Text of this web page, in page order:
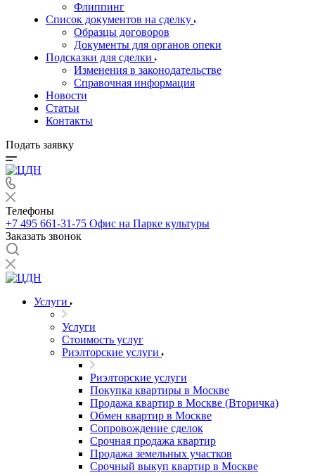
Флиппинг
Список документов на сделку
Образцы договоров
Документы для органов опеки
Подсказки для сделки
Изменения в законодательстве
Справочная информация
Новости
Статьи
Контакты
Подать заявку
Телефоны
+7 495 661-31-75 Офис на Парке культуры
Заказать звонок
Услуги
Услуги
Стоимость услуг
Риэлторские услуги
Риэлторские услуги
Покупка квартиры в Москве
Продажа квартир в Москве (Вторичка)
Обмен квартир в Москве
Сопровождение сделок
Срочная продажа квартир
Продажа земельных участков
Срочный выкуп квартир в Москве